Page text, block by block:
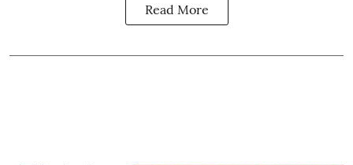
Read More